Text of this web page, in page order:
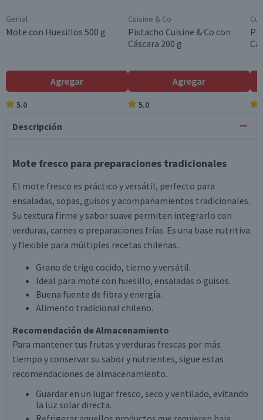
Genial
Mote con Huesillos 500 g
Agregar
5.0
Cuisine & Co
Pistacho Cuisine & Co con
Cáscara 200 g
Agregar
5.0
Descripción
Mote fresco para preparaciones tradicionales
El mote fresco es práctico y versátil, perfecto para
ensaladas, sopas, guisos y acompañamientos tradicionales.
Su textura firme y sabor suave permiten integrarlo con
verduras, carnes o preparaciones frías. Es una base nutritiva
y flexible para múltiples recetas chilenas.
Grano de trigo cocido, tierno y versátil.
Ideal para mote con huesillo, ensaladas o guisos.
Buena fuente de fibra y energía.
Alimento tradicional chileno.
Recomendación de Almacenamiento
Para mantener tus frutas y verduras frescas por más
tiempo y conservar su sabor y nutrientes, sigue estas
recomendaciones de almacenamiento.
Guardar en un lugar fresco, seco y ventilado, evitando
la luz solar directa.